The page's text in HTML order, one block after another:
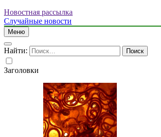
Новостная рассылка
Случайные новости
Меню
Найти:
Заголовки